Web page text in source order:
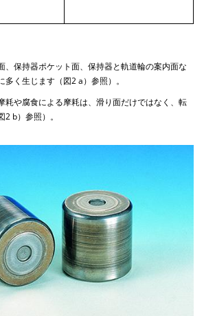
、保持器ポケット面、保持器と軌道輪の案内面な
く生じます（図2 a）参照）。
耗や腐食による摩耗は、滑り面だけではなく、転
b）参照）。